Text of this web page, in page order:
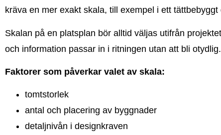
kräva en mer exakt skala, till exempel i ett
Skalan på en platsplan bör alltid väljas utifrån
och information passar in i ritningen utan att bli otydlig.
Faktorer som påverkar valet av skala:
tomtstorlek
antal och placering av byggnader
detaljnivån i designkraven